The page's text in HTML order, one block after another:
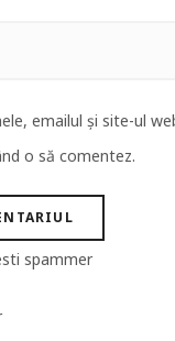
emailul și site-ul
o să comentez.
spammer